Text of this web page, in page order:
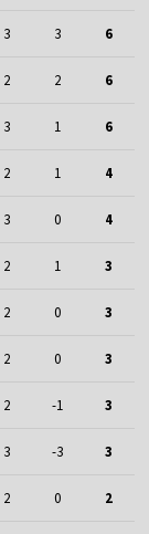
3 3 6
2 2 6
3 1 6
2 1 4
3 0 4
2 1 3
2 0 3
2 0 3
2 -1 3
3 -3 3
2 0 2